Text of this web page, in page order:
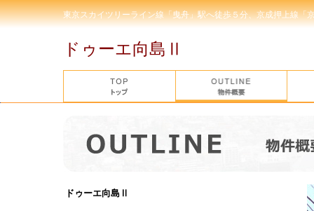
東京スカイツリーライン線「曳舟」駅へ徒歩５分、京成押上線「
ドゥーエ向島Ⅱ
ドゥーエ向島Ⅱ